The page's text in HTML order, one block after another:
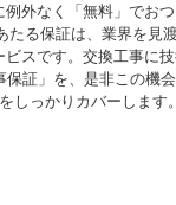
外なく「無料」でお
たる保証は、業界を見
スです。交換工事に
証」を、是非この機
しっかりカバーします。